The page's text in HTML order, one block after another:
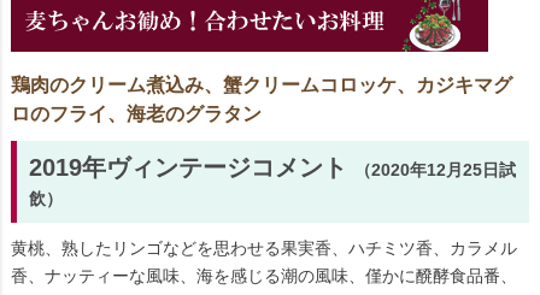
鶏肉のクリーム煮込み、蟹クリームコロッケ、カジキマグ
ロのフライ、海老のグラタン
2019年ヴィンテージコメント
（2020年12月25日試
飲）
黄桃、熟したリンゴなどを思わせる果実香、ハチミツ香、カラメル
香、ナッティーな風味、海を感じる潮の風味、僅かに醗酵食品番、